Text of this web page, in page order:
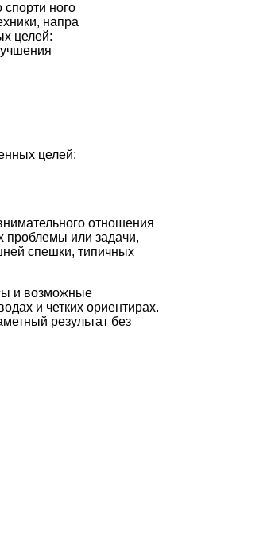
ного
напра
целей:
целей:
отношения
проблемы или задачи,
спешки, типичных
и возможные
и четких ориентирах.
результат без